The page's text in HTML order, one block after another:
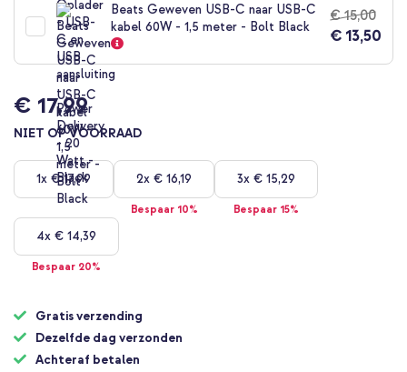
Beats Geweven USB-C naar USB-C
kabel 60W - 1,5 meter - Bolt Black
€ 15,00
€ 13,50
€ 17,99
NIET OP VOORRAAD
1x € 17,99 2x € 16,19
Bespaar 10%
3x € 15,29
Bespaar 15%
4x € 14,39
Bespaar 20%
Gratis verzending
Dezelfde dag verzonden
Achteraf betalen